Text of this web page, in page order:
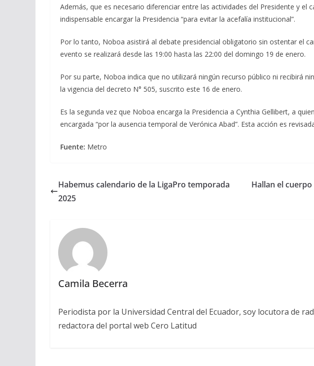
Además, que es necesario diferenciar entre las actividades del Presidente y el
indispensable encargar la Presidencia “para evitar la acefalía institucional”.
Por lo tanto, Noboa asistirá al debate presidencial obligatorio sin ostentar el
evento se realizará desde las 19:00 hasta las 22:00 del domingo 19 de enero.
Por su parte, Noboa indica que no utilizará ningún recurso público ni recibirá
la vigencia del decreto N° 505, suscrito este 16 de enero.
Es la segunda vez que Noboa encarga la Presidencia a Cynthia Gellibert, a
encargada “por la ausencia temporal de Verónica Abad”. Esta acción es
Fuente: Metro
Habemus calendario de la LigaPro temporada
2025
Hallan el
Camila Becerra
Periodista por la Universidad Central del Ecuador, soy locutora de
redactora del portal web Cero Latitud